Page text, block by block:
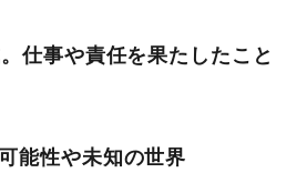
仕事や責任を果たしたこと
能性や未知の世界